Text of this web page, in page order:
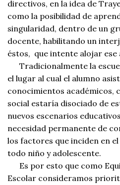
directivos, en la idea de
como la posibilidad de
singularidad, dentro de un
docente, habilitando un
éstos, que intente alojar ese
Tradicionalmente la
el lugar al cual el alumno
conocimientos académicos,
social estaría disociado de
nuevos escenarios
necesidad permanente de
los factores que inciden en
todo niño y adolescente.
Es por esto que como
Escolar consideramos